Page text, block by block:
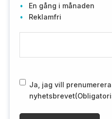
En gång i månaden
Reklamfri
m
i
O
R
D
Ja, jag vill
nyhetsbrevet